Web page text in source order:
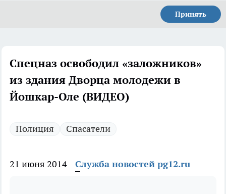
Принять
Спецназ освободил «заложников»
из здания Дворца молодежи в
Йошкар-Оле (ВИДЕО)
Полиция Спасатели
21 июня 2014 Служба новостей pg12.ru